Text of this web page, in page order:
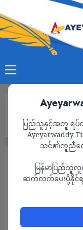
ပြည်သူနှင့်အတူ ရ
သင်၏ကူညီထ
မြန်မာပြည်
ဆက်လက်ပေးပို့နိုင်ရန်
မဲ့အရက်ဆိုင်များကြောင့်
စစ်ကောင်စီလ
ပေးထားသော
မူးယစ်ရမ်းကားမှု
ADMIN